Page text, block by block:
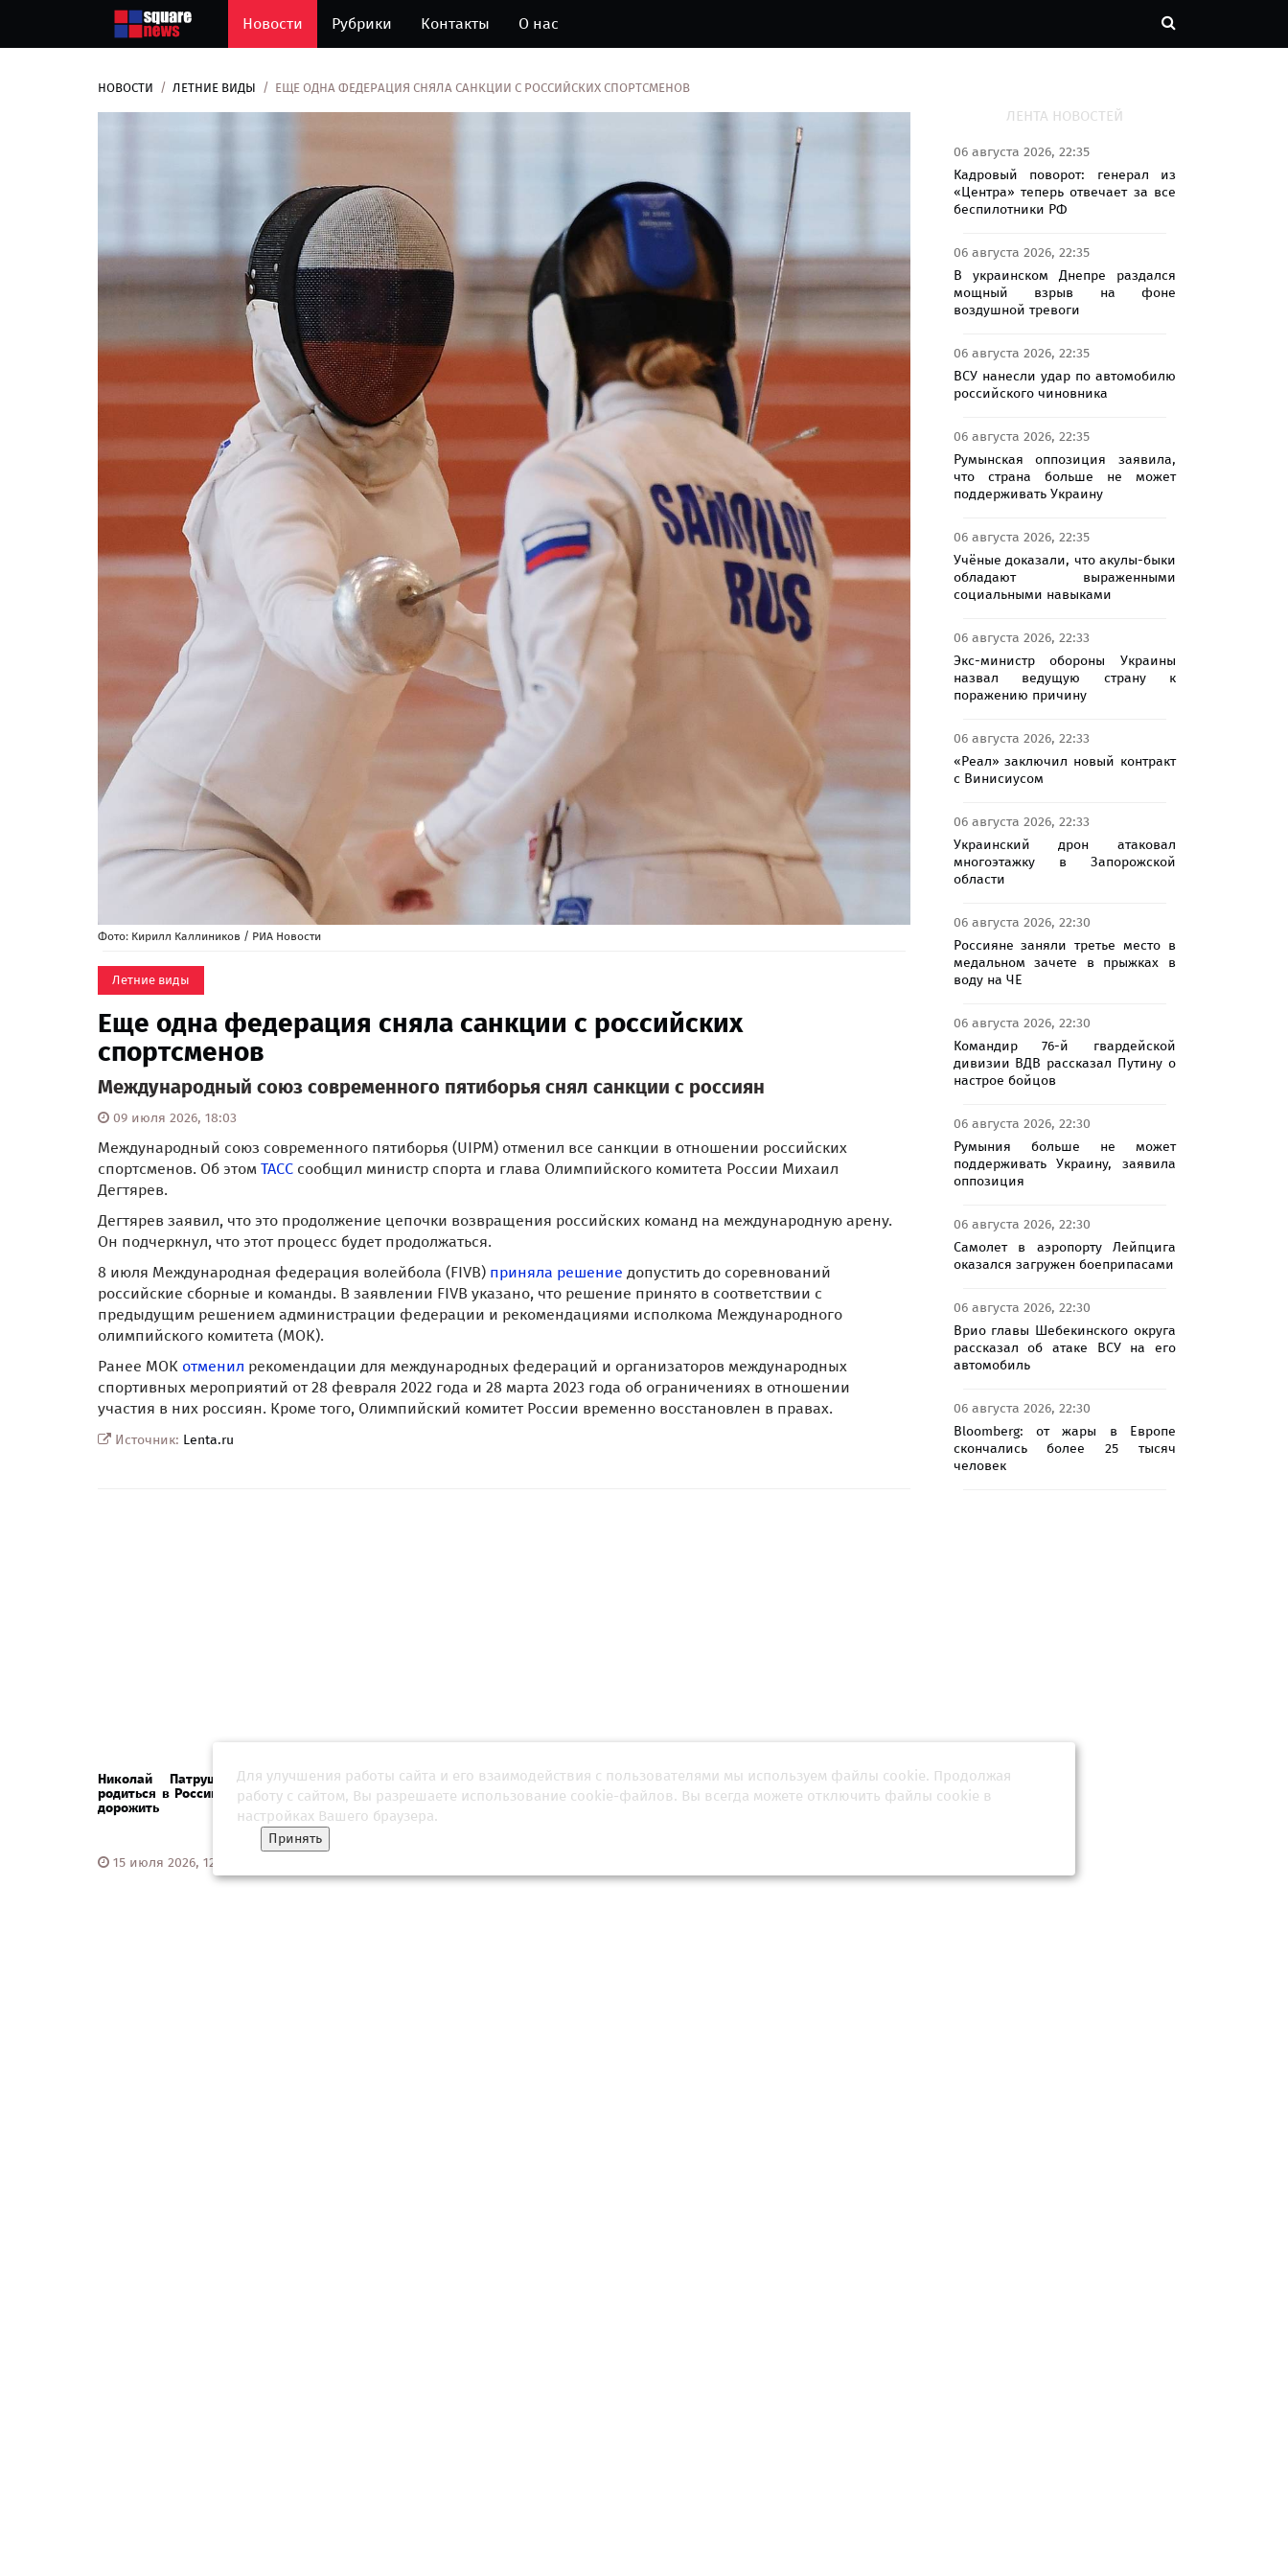
Новости Рубрики Контакты О нас
НОВОСТИ ЛЕТНИЕ ВИДЫ ЕЩЕ ОДНА ФЕДЕРАЦИЯ СНЯЛА САНКЦИИ С РОССИЙСКИХ СПОРТСМЕНОВ
Фото: Кирилл Каллиников / РИА Новости
Летние виды
Еще одна федерация сняла санкции с российских
спортсменов
Международный союз современного пятиборья снял санкции с россиян
09 июля 2026, 18:03
Международный союз современного пятиборья (UIPM) отменил все санкции в отношении российских
спортсменов. Об этом ТАСС сообщил министр спорта и глава Олимпийского комитета России Михаил
Дегтярев.
Дегтярев заявил, что это продолжение цепочки возвращения российских команд на международную арену.
Он подчеркнул, что этот процесс будет продолжаться.
8 июля Международная федерация волейбола (FIVB) приняла решение допустить до соревнований
российские сборные и команды. В заявлении FIVB указано, что решение принято в соответствии с
предыдущим решением администрации федерации и рекомендациями исполкома Международного
олимпийского комитета (МОК).
Ранее МОК отменил рекомендации для международных федераций и организаторов международных
спортивных мероприятий от 28 февраля 2022 года и 28 марта 2023 года об ограничениях в отношении
участия в них россиян. Кроме того, Олимпийский комитет России временно восстановлен в правах.
Источник: Lenta.ru
Николай Патрушев: нам повезло
родиться в России, и надо уметь этим
дорожить
15 июля 2026, 12:30
Олимпийская сказка, прощай: в Италии
завершилась зимняя Олимпиада 2026
года
«Вокруг меня сжималось кольцо
людей»: россиянка рассказала о
пережитом шоке в Афганистане
ЛЕНТА НОВОСТЕЙ
06 августа 2026, 22:35
Кадровый поворот: генерал из
«Центра» теперь отвечает за все
беспилотники РФ
06 августа 2026, 22:35
В украинском Днепре раздался
мощный взрыв на фоне
воздушной тревоги
06 августа 2026, 22:35
ВСУ нанесли удар по автомобилю
российского чиновника
06 августа 2026, 22:35
Румынская оппозиция заявила,
что страна больше не может
поддерживать Украину
06 августа 2026, 22:35
Учёные доказали, что акулы-быки
обладают выраженными
социальными навыками
06 августа 2026, 22:33
Экс-министр обороны Украины
назвал ведущую страну к
поражению причину
06 августа 2026, 22:33
«Реал» заключил новый контракт
с Винисиусом
06 августа 2026, 22:33
Украинский дрон атаковал
многоэтажку в Запорожской
области
06 августа 2026, 22:30
Россияне заняли третье место в
медальном зачете в прыжках в
воду на ЧЕ
06 августа 2026, 22:30
Командир 76-й гвардейской
дивизии ВДВ рассказал Путину о
настрое бойцов
06 августа 2026, 22:30
Румыния больше не может
поддерживать Украину, заявила
оппозиция
06 августа 2026, 22:30
Самолет в аэропорту Лейпцига
оказался загружен боеприпасами
06 августа 2026, 22:30
Врио главы Шебекинского округа
рассказал об атаке ВСУ на его
автомобиль
06 августа 2026, 22:30
Bloomberg: от жары в Европе
скончались более 25 тысяч
человек
Для улучшения работы сайта и его взаимодействия с пользователями мы используем файлы cookie. Продолжая
работу с сайтом, Вы разрешаете использование cookie-файлов. Вы всегда можете отключить файлы cookie в
настройках Вашего браузера.
Принять